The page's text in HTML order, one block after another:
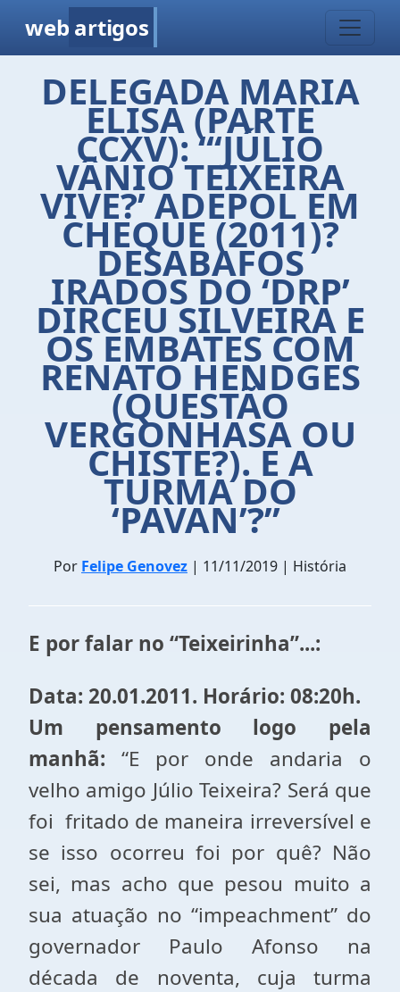
web artigos
DELEGADA MARIA
ELISA (PARTE
CCXV): “‘JÚLIO
VÂNIO TEIXEIRA
VIVE?’ ADEPOL EM
CHEQUE (2011)?
DESABAFOS
IRADOS DO ‘DRP’
DIRCEU SILVEIRA E
OS EMBATES COM
RENATO HENDGES
(QUESTÃO
VERGONHASA OU
CHISTE?). E A
TURMA DO
‘PAVAN’?”
Por Felipe Genovez | 11/11/2019 | História
E por falar no “Teixeirinha”...:
Data: 20.01.2011. Horário: 08:20h.
Um pensamento logo pela
manhã: “E por onde andaria o
velho amigo Júlio Teixeira? Será que
foi fritado de maneira irreversível e
se isso ocorreu foi por quê? Não
sei, mas acho que pesou muito a
sua atuação no “impeachment” do
governador Paulo Afonso na
década de noventa, cuja turma